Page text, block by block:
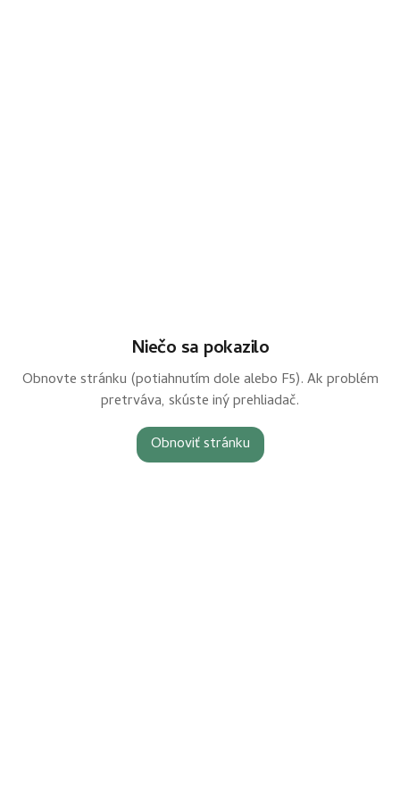
Niečo sa pokazilo
Obnovte stránku (potiahnutím dole alebo F5). Ak problém
pretrváva, skúste iný prehliadač.
Obnoviť stránku